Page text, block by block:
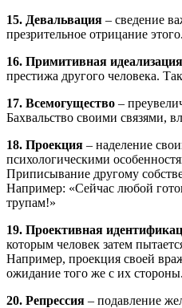
15. Девальвация – сведение
презрительное отрицание
16. Примитивная идеализация
престижа другого человека.
17. Всемогущество –
Бахвальство своими связями,
18. Проекция – наделение
психологическими
Приписывание другому
Например: «Сейчас любой
трупам!»
19. Проективная
которым человек затем
Например, проекция своей
ожидание того же с их стороны.
20. Репрессия – подавление